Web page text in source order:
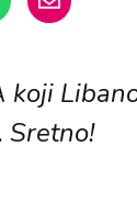
Sretno!